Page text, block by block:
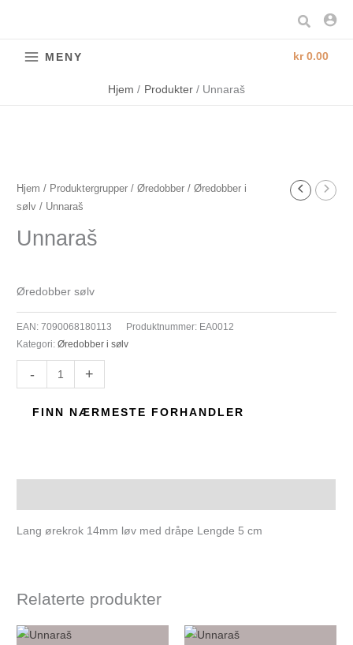
Søk
MENY kr0.00
Hjem Produkter Unnaraš
Hjem / Produktergrupper /Øredobber /Øredobber i
sølv / Unnaraš
Unnaraš
Øredobber sølv
EAN:7090068180113 Produktnummer: EA0012
Kategori:Øredobber i sølv
-
Unnaraš
antall
+
FINN NÆRMESTE FORHANDLER
Lang ørekrok 14mm løv med dråpe Lengde 5 cm
Relaterte produkter